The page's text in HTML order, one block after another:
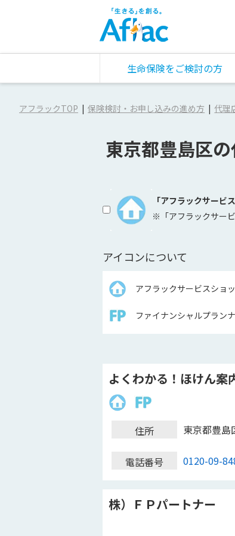
生命保険をご検討の方
アフラックTOP 保険検討・お申し込みの進め方 代理
東京都豊島区
「アフラックサービ
※「アフラックサー
アイコンについて
アフラックサービスショ
ファイナンシャルプラン
よくわかる！ほけん案
住所 東京都豊島
電話番号 0120-09-
株）ＦＰパートナー